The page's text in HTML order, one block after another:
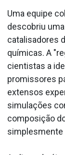
Uma equipe
descobriu
catalisadores
químicas. A
cientistas a
promissores
extensos
simulações
composição
simplesmente